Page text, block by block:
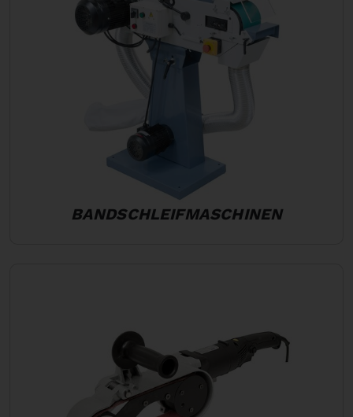
BANDSCHLEIFMASCHINEN